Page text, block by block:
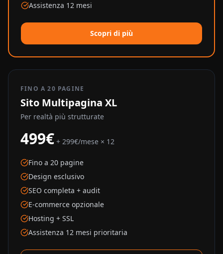
Assistenza 12 mesi
Scopri di più
FINO A 20 PAGINE
Sito Multipagina XL
Per realtà più strutturate
499€ + 299€/mese × 12
Fino a 20 pagine
Design esclusivo
SEO completa + audit
E-commerce opzionale
Hosting + SSL
Assistenza 12 mesi prioritaria